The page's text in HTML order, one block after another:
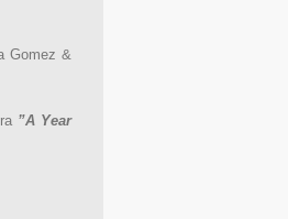
Gomez &
”A Year